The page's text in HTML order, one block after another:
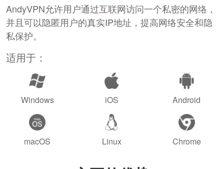
AndyVPN允许用户通过互联网访问一个私密的网络，
并且可以隐匿用户的真实IP地址，提高网络安全和隐
私保护。
适用于：
Windows iOS Android
macOS Linux Chrome